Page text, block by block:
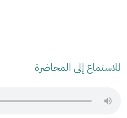
للاستماع إلى المحاضرة
Audio Stream